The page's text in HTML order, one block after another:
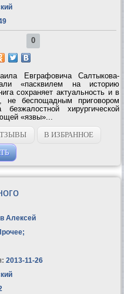
0
Евграфовича Салтыкова-
«пасквилем на историю
сохраняет актуальность и в
беспощадным приговором
хирургической
«язвы»...
В ИЗБРАННОЕ
Алексей
;
2013-11-26